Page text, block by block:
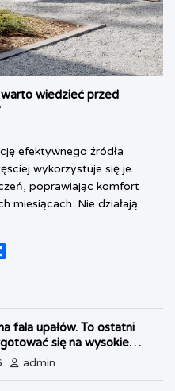
warto wiedzieć przed
efektywnego źródła
wykorzystuje się je
poprawiając komfort
miesiącach. Nie działają
e
fala upałów. To ostatni
się na wysokie
admin